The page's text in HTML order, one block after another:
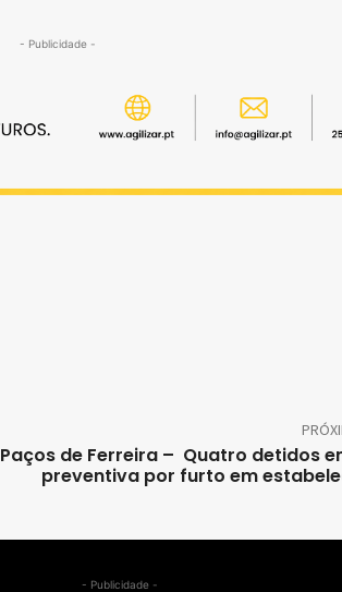
- Publicidade -
Paços de Ferreira – Quatro detidos
preventiva por furto em
- Publicidade -